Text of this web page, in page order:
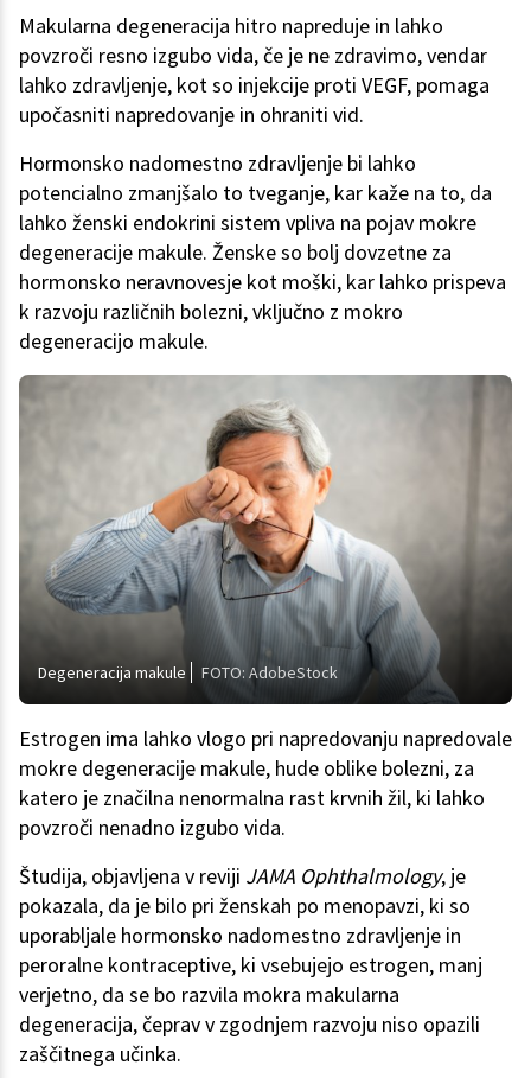
Makularna degeneracija hitro napreduje in lahko
povzroči resno izgubo vida, če je ne zdravimo, vendar
lahko zdravljenje, kot so injekcije proti VEGF, pomaga
upočasniti napredovanje in ohraniti vid.
Hormonsko nadomestno zdravljenje bi lahko
potencialno zmanjšalo to tveganje, kar kaže na to, da
lahko ženski endokrini sistem vpliva na pojav mokre
degeneracije makule. Ženske so bolj dovzetne za
hormonsko neravnovesje kot moški, kar lahko prispeva
k razvoju različnih bolezni, vključno z mokro
degeneracijo makule.
Degeneracija makule FOTO: AdobeStock
Estrogen ima lahko vlogo pri napredovanju napredovale
mokre degeneracije makule, hude oblike bolezni, za
katero je značilna nenormalna rast krvnih žil, ki lahko
povzroči nenadno izgubo vida.
Študija, objavljena v reviji JAMA Ophthalmology, je
pokazala, da je bilo pri ženskah po menopavzi, ki so
uporabljale hormonsko nadomestno zdravljenje in
peroralne kontraceptive, ki vsebujejo estrogen, manj
verjetno, da se bo razvila mokra makularna
degeneracija, čeprav v zgodnjem razvoju niso opazili
zaščitnega učinka.